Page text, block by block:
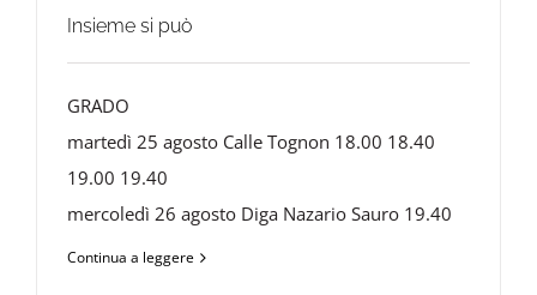
Insieme si può
GRADO
martedì 25 agosto Calle Tognon 18.00 18.40
19.00 19.40
mercoledì 26 agosto Diga Nazario Sauro 19.40
Continua a leggere